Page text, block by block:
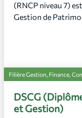
(RNCP niveau 7)
Gestion de
Filière Gestion, Finance,
DSCG
et Gestion)